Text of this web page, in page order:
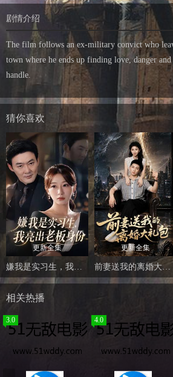
剧情介绍
The film follows an ex-military convict who
town where he ends up finding love, danger
handle.
猜你喜欢
更新全集
嫌我是实习生，我亮出老板身份
更新全集
前妻送我的离婚大礼包
相关热播
3.0 4.0